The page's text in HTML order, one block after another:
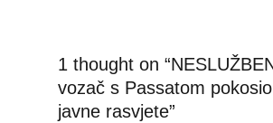
1 thought on
vozač s Passatom
javne rasvjete”